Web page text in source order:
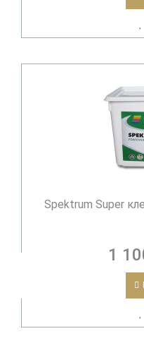
Spektrum Super
1